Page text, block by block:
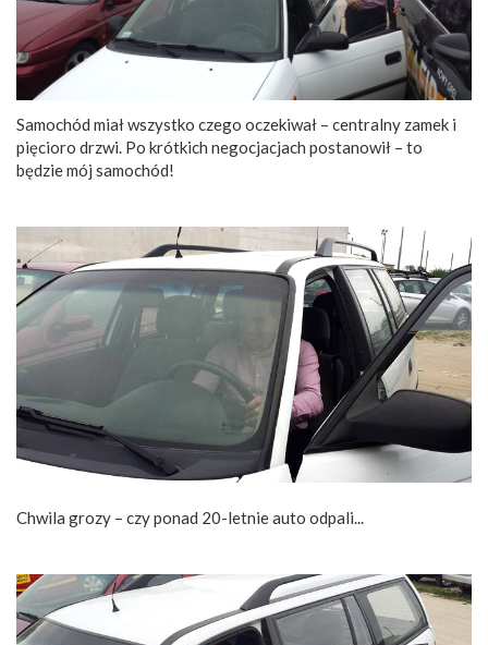
Samochód miał wszystko czego oczekiwał – centralny zamek i
pięcioro drzwi. Po krótkich negocjacjach postanowił – to
będzie mój samochód!
Chwila grozy – czy ponad 20-letnie auto odpali...